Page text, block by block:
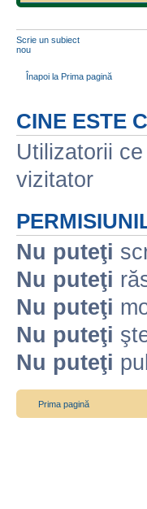
Scrie un subiect
nou
Înapoi la Prima pagină
CINE ESTE
Utilizatorii
vizitator
Nu puteţi
Nu puteţi
Nu puteţi
Nu puteţi
Nu puteţi
Prima pagină